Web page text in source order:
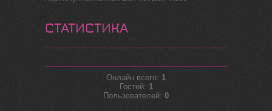
СТАТИСТИКА
Онлайн всего: 1
Гостей: 1
Пользователей: 0